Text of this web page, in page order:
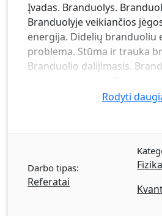
Įvadas. Branduolys.
Branduolyje veikiančios
energija. Didelių branduoliu
problema. Stūma ir trauka
Branduolio dalijimasis.
magnetinis momentas.
Rodyti
Darbo tipas:
Referatai
Fizika